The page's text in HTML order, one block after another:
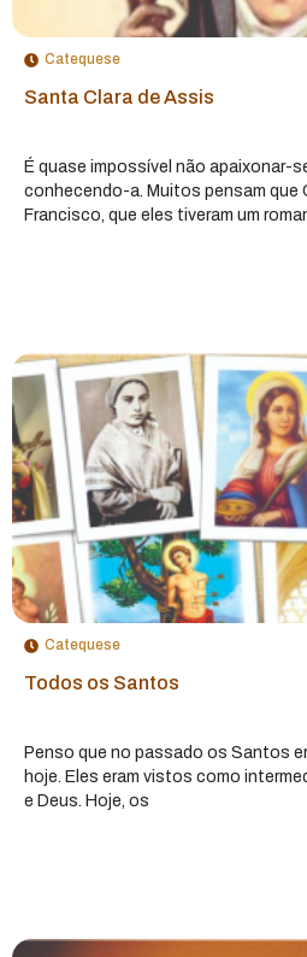
Catequese
Santa Clara de Assis
É quase impossível não apaixonar-
conhecendo-a. Muitos pensam que
Francisco, que eles tiveram um
Catequese
Todos os Santos
Penso que no passado os Santos
hoje. Eles eram vistos como
e Deus. Hoje, os